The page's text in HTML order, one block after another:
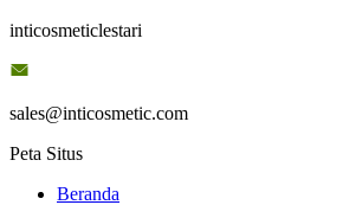
inticosmeticlestari
sales@inticosmetic.com
Peta Situs
Beranda